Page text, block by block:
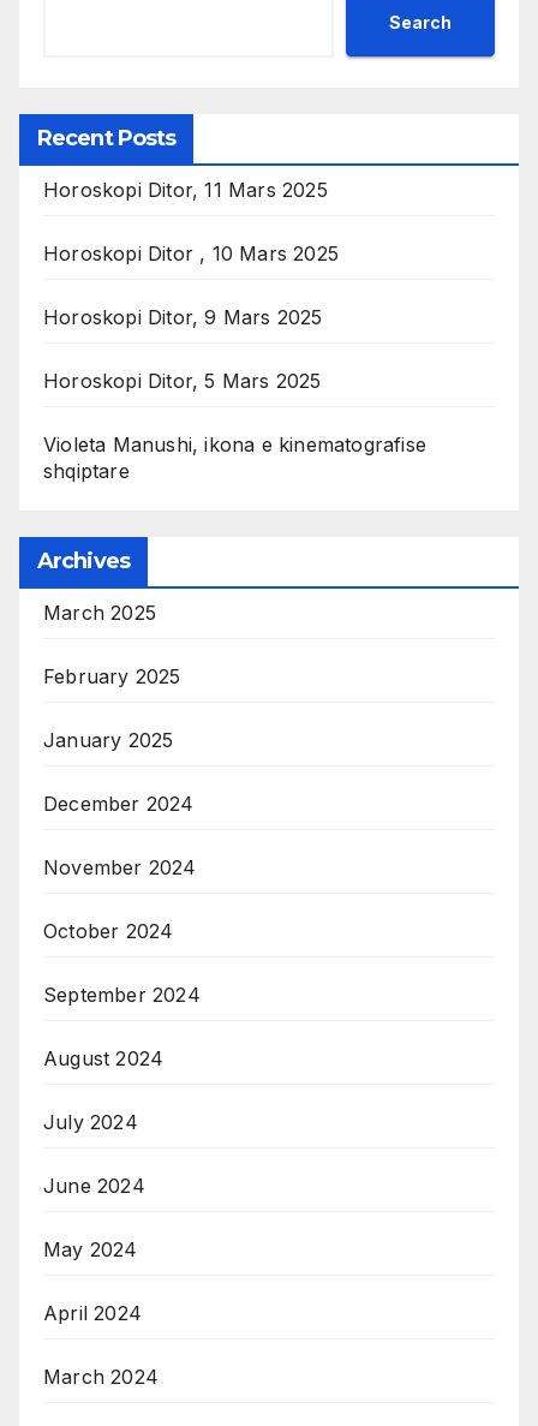
Search
Recent Posts
Horoskopi Ditor, 11 Mars 2025
Horoskopi Ditor , 10 Mars 2025
Horoskopi Ditor, 9 Mars 2025
Horoskopi Ditor, 5 Mars 2025
Violeta Manushi, ikona e kinematografise
shqiptare
Archives
March 2025
February 2025
January 2025
December 2024
November 2024
October 2024
September 2024
August 2024
July 2024
June 2024
May 2024
April 2024
March 2024